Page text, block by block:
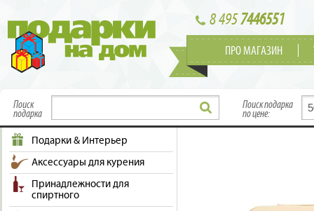
8 4957446551
ПРО МАГАЗИН
Поиск
подарка
Поиск подарка
по цене:
Подарки & Интерьер
Аксессуары для курения
Принадлежности для
спиртного